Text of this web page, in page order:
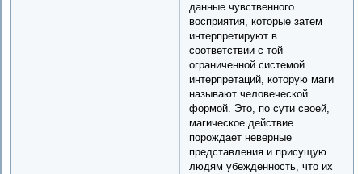
данные чувственного
восприятия, которые затем
интерпретируют в
соответствии с той
ограниченной системой
интерпретаций, которую маги
называют человеческой
формой. Это, по сути своей,
магическое действие
порождает неверные
представления и присущую
людям убежденность, что их